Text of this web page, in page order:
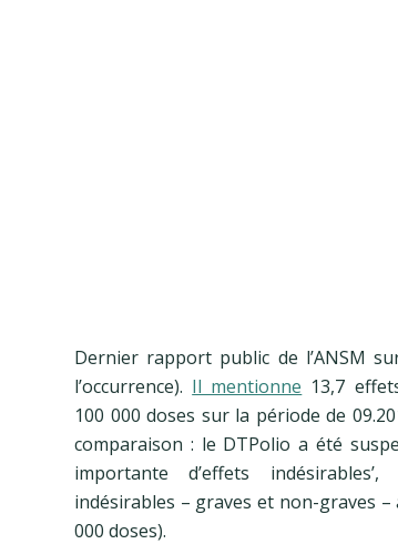
Dernier rapport public de l’ANSM
l’occurrence). Il mentionne 13,7
100 000 doses sur la période de
comparaison : le DTPolio a été
importante d’effets
indésirables – graves et non-graves
000 doses).